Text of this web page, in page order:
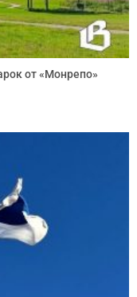
от «Монрепо»